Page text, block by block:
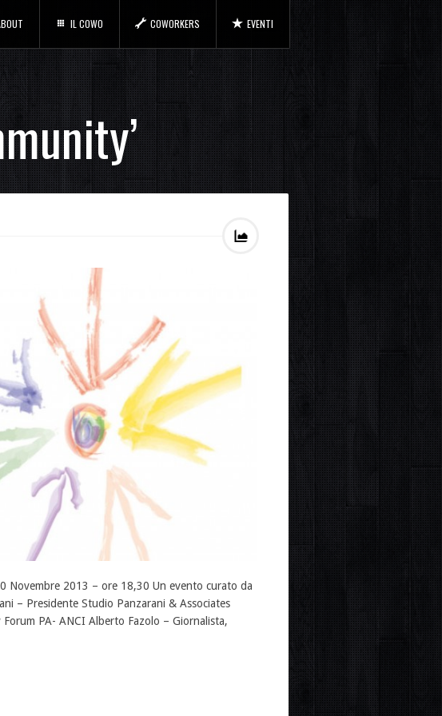
IL COWO COWORKERS EVENTI
Novembre 2013 – ore 18,30 Un evento curato da
– Presidente Studio Panzarani & Associates
PA- ANCI Alberto Fazolo – Giornalista,